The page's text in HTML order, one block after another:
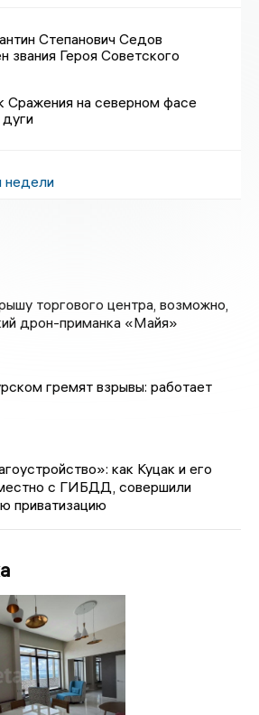
Степанович Седов
звания Героя Советского
Сражения на северном фасе
недели
торгового центра, возможно,
дрон-приманка «Майя»
гремят взрывы: работает
как Куцак и его
с ГИБДД, совершили
приватизацию